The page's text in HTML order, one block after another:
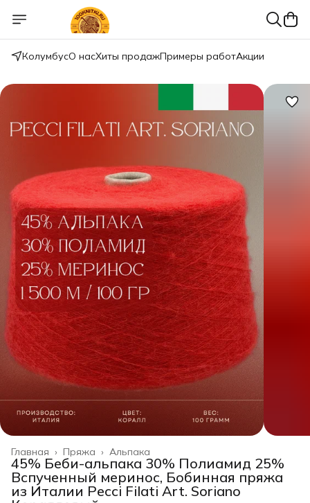
КолумбусО насХиты продажПримеры работАкции
Альпака
Пряжа ›
Главная ›
45% Беби-альпака 30% Полиамид 25%
Вспученный меринос, Бобинная пряжа
из Италии Pecci Filati Art. Soriano